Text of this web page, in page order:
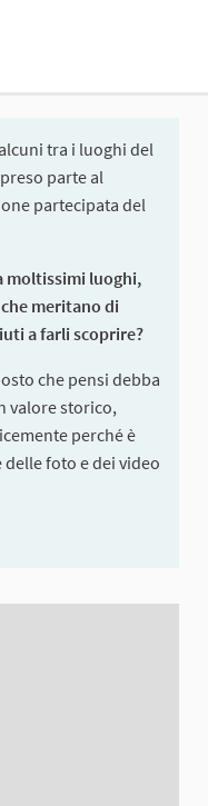
tra i luoghi del
parte al
partecipata del
moltissimi luoghi,
meritano di
a farli scoprire?
che pensi debba
valore storico,
perché è
foto e dei video
presenta gli